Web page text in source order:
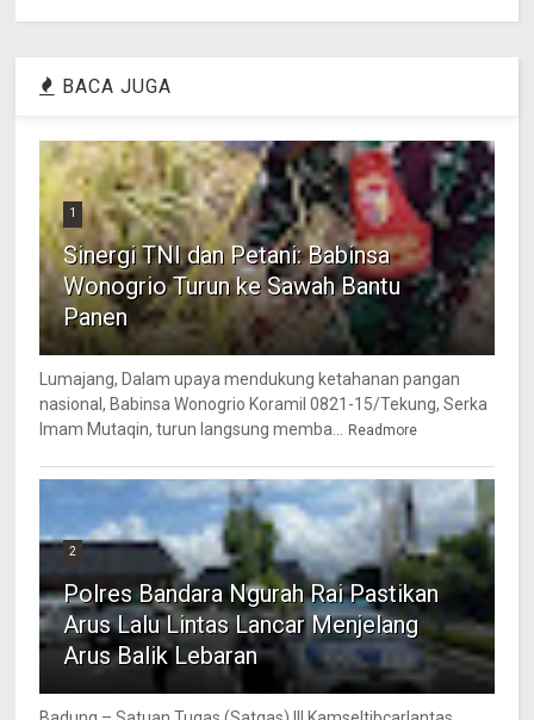
BACA JUGA
1
Sinergi TNI dan Petani: Babinsa
Wonogrio Turun ke Sawah Bantu
Panen
Lumajang, Dalam upaya mendukung ketahanan pangan
nasional, Babinsa Wonogrio Koramil 0821-15/Tekung, Serka
Imam Mutaqin, turun langsung memba...
Readmore
2
Polres Bandara Ngurah Rai Pastikan
Arus Lalu Lintas Lancar Menjelang
Arus Balik Lebaran